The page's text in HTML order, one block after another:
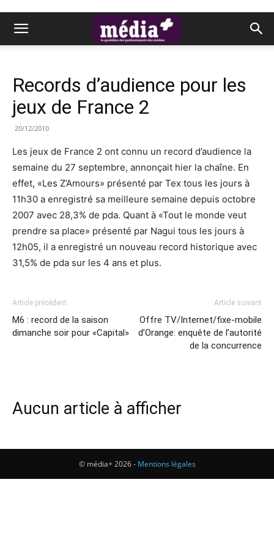
Records d’audience pour les
jeux de France 2
20/12/2010
Les jeux de France 2 ont connu un record d’audience la
semaine du 27 septembre, annonçait hier la chaîne. En
effet, «Les Z’Amours» présenté par Tex tous les jours à
11h30 a enregistré sa meilleure semaine depuis octobre
2007 avec 28,3% de pda. Quant à «Tout le monde veut
prendre sa place» présenté par Nagui tous les jours à
12h05, il a enregistré un nouveau record historique avec
31,5% de pda sur les 4 ans et plus.
Article précédent
M6 : record de la saison
dimanche soir pour «Capital»
Article suivant
Offre TV/Internet/fixe-mobile
d’Orange: enquête de l’autorité
de la concurrence
Aucun article à afficher
© média+ 2026 - Mentions légales